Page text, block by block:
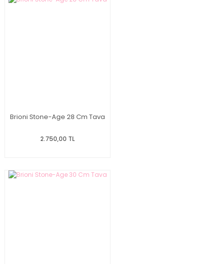
Brioni Stone-Age 28 Cm Tava
2.750,00 TL